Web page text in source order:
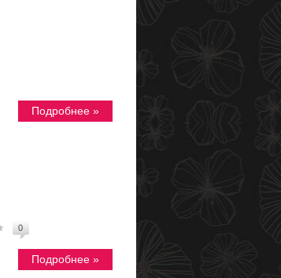
Подробнее »
0
Подробнее »